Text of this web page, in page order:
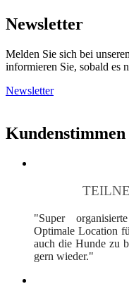
Newsletter
Melden Sie sich bei
informieren Sie, sobald es
Newsletter
Kundenstimmen
"Super
Optimale Location
auch die Hunde zu
gern wieder."